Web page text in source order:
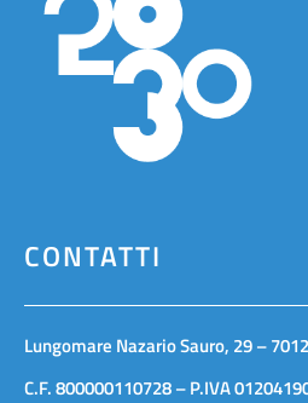
CONTATTI
Lungomare Nazario Sauro, 29 –
C.F. 800000110728 – P.IVA